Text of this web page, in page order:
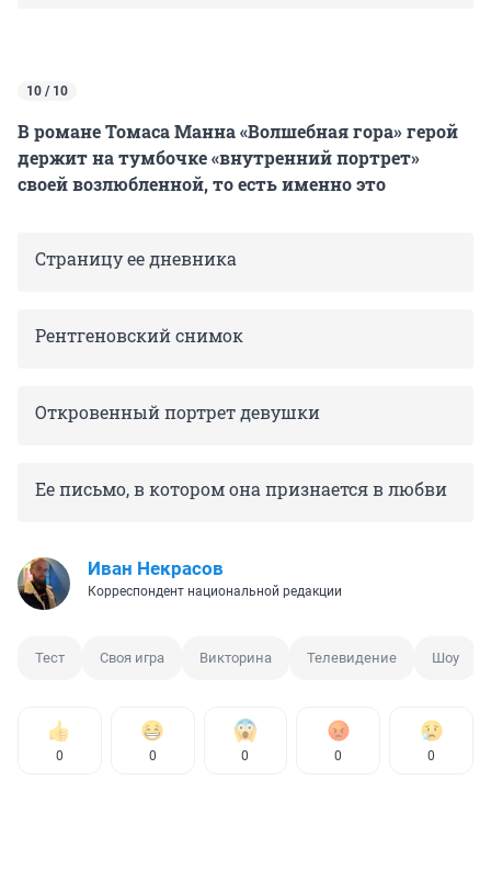
10 / 10
В романе Томаса Манна «Волшебная гора» герой
держит на тумбочке «внутренний портрет»
своей возлюбленной, то есть именно это
Страницу ее дневника
Рентгеновский снимок
Откровенный портрет девушки
Ее письмо, в котором она признается в любви
Иван Некрасов
Корреспондент национальной редакции
Тест Своя игра Викторина Телевидение Шоу
0 0 0 0 0